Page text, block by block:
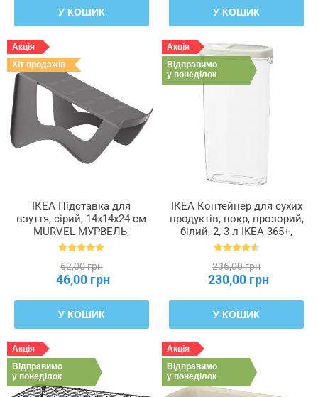
У КОШИК У КОШИК
Акція
Хіт продажів
ІКЕА Підставка для
взуття, сірий, 14x14x24 см
MURVEL МУРВЕЛЬ,
204.348.32
62,00 грн
46,00 грн
У КОШИК
Акція
Відправимо
у понеділок
ІКЕА Контейнер для сухих
продуктів, покр, прозорий,
білий, 2, 3 л IKEA 365+,
900.667.08
236,00 грн
230,00 грн
У КОШИК
Акція
Відправимо
у понеділок
Акція
Відправимо
у понеділок